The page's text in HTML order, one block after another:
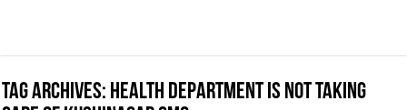
Tag Archives: Health department is not taking